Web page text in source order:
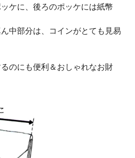
ケに、後ろのポッケには紙幣
中部分は、コインがとても見易
のにも便利＆おしゃれなお財